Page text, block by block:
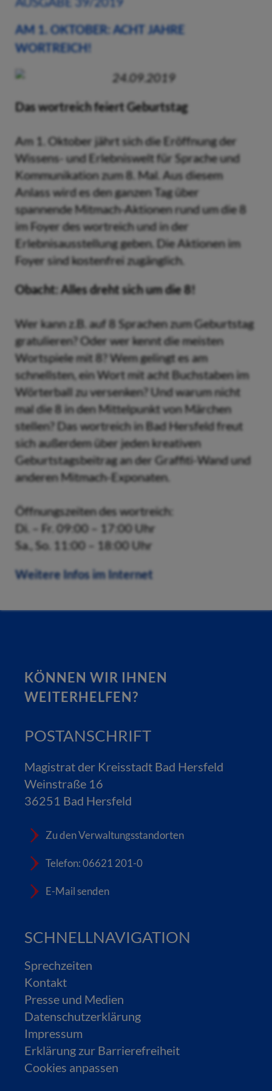
AM 1. OKTOBER: ACHT JAHRE
WORTREICH!
24.09.2019
Das wortreich feiert Geburtstag
Am 1. Oktober jährt sich die Eröffnung der
Wissens- und Erlebniswelt für Sprache und
Kommunikation zum 8. Mal. Aus diesem
Anlass wird es den ganzen Tag über
spannende Mitmach-Aktionen rund um die 8
im Foyer des wortreich und in der
Erlebnisausstellung geben. Die Aktionen im
Foyer sind kostenfrei zugänglich.
Obacht: Alles dreht sich um die 8!
Wer kann z.B. auf 8 Sprachen zum Geburtstag
gratulieren? Oder wer kennt die meisten
Wortspiele mit 8? Wem gelingt es am
schnellsten, ein Wort mit acht Buchstaben im
Wörterball zu versenken? Und warum nicht
mal die 8 in den Mittelpunkt von Märchen
stellen? Das wortreich in Bad Hersfeld freut
sich außerdem über jeden kreativen
Geburtstagsbeitrag an der Graffiti-Wand und
anderen Mitmach-Exponaten.
Öffnungszeiten des wortreich:
Di. – Fr. 09:00 – 17:00 Uhr
Sa., So. 11:00 – 18:00 Uhr
Weitere Infos im Internet
KÖNNEN WIR IHNEN
WEITERHELFEN?
POSTANSCHRIFT
Magistrat der Kreisstadt Bad Hersfeld
Weinstraße 16
36251 Bad Hersfeld
Zu den Verwaltungsstandorten
Telefon: 06621 201-0
E-Mail senden
SCHNELLNAVIGATION
Sprechzeiten
Kontakt
Presse und Medien
Datenschutzerklärung
Impressum
Erklärung zur Barrierefreiheit
Cookies anpassen